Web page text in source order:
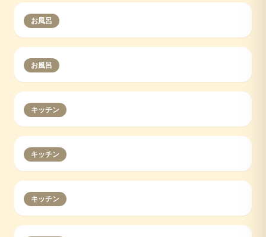
お風呂
お風呂
キッチン
キッチン
キッチン